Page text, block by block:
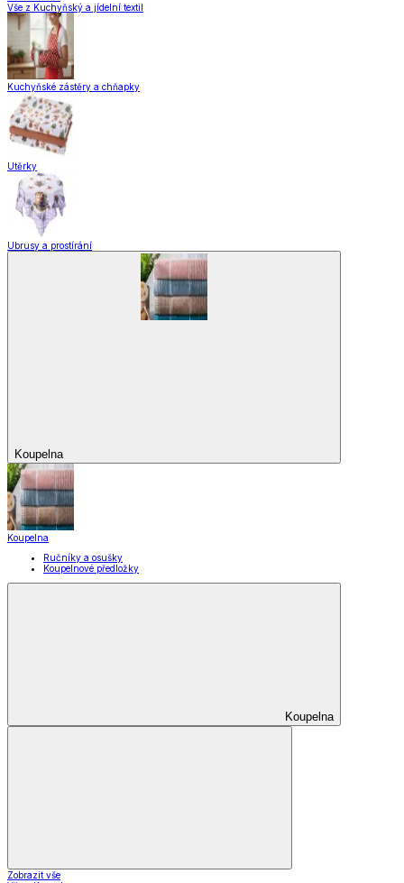
Vše z Kuchyňský a jídelní textil
Kuchyňské zástěry a chňapky
Utěrky
Ubrusy a prostírání
Koupelna
Koupelna
Ručníky a osušky
Koupelnové předložky
Koupelna
Zobrazit vše